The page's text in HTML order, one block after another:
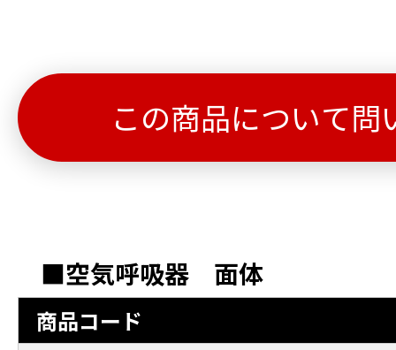
この商品について問
■空気呼吸器 面体
商品コード